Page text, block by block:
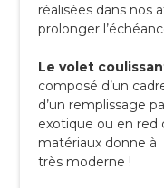
réalisées dans nos
prolonger
Le volet
composé d’un
d’un remplissage
exotique ou en red
matériaux donne
très moderne !